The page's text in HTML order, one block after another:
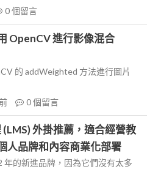
0個留言
OpenCV 進行影像混合
的 addWeighted 方法進行圖片
0個留言
外掛推薦，適合經營教
人品牌和內容商業化部署
的新進品牌，因為它們沒有太多